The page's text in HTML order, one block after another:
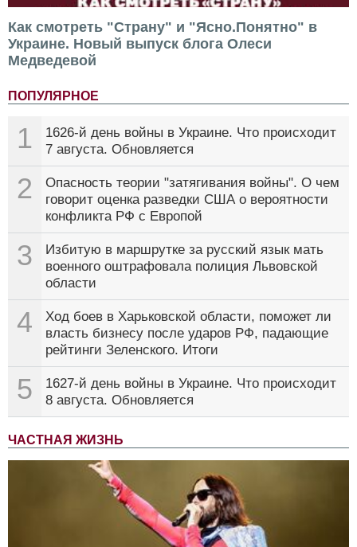
Как смотреть "Страну" и "Ясно.Понятно" в
Украине. Новый выпуск блога Олеси
Медведевой
ПОПУЛЯРНОЕ
1
1626-й день войны в Украине. Что происходит
7 августа. Обновляется
2
Опасность теории "затягивания войны". О чем
говорит оценка разведки США о вероятности
конфликта РФ с Европой
3
Избитую в маршрутке за русский язык мать
военного оштрафовала полиция Львовской
области
4
Ход боев в Харьковской области, поможет ли
власть бизнесу после ударов РФ, падающие
рейтинги Зеленского. Итоги
5
1627-й день войны в Украине. Что происходит
8 августа. Обновляется
ЧАСТНАЯ ЖИЗНЬ